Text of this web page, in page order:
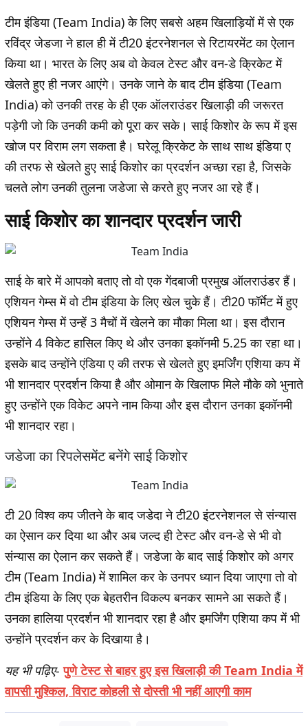
टीम इंडिया (Team India) के लिए सबसे अहम खिलाड़ियों में से एक
रविंद्र जेडजा ने हाल ही में टी20 इंटरनेशनल से रिटायरमेंट का ऐलान
किया था। भारत के लिए अब वो केवल टेस्ट और वन-डे क्रिकेट में
खेलते हुए ही नजर आएंगे। उनके जाने के बाद टीम इंडिया (Team
India) को उनकी तरह के ही एक ऑलराउंडर खिलाड़ी की जरूरत
पड़ेगी जो कि उनकी कमी को पूरा कर सके। साई किशोर के रूप में इस
खोज पर विराम लग सकता है। घरेलू क्रिकेट के साथ साथ इंडिया ए
की तरफ से खेलते हुए साई किशोर का प्रदर्शन अच्छा रहा है, जिसके
चलते लोग उनकी तुलना जडेजा से करते हुए नजर आ रहे हैं।
साई किशोर का शानदार प्रदर्शन जारी
साई के बारे में आपको बताए तो वो एक गेंदबाजी प्रमुख ऑलराउंडर हैं।
एशियन गेम्स में वो टीम इंडिया के लिए खेल चुके हैं। टी20 फॉर्मेट में हुए
एशियन गेम्स में उन्हें 3 मैचों में खेलने का मौका मिला था। इस दौरान
उन्होंने 4 विकेट हासिल किए थे और उनका इकॉनमी 5.25 का रहा था।
इसके बाद उन्होंने एंडिया ए की तरफ से खेलते हुए इमर्जिंग एशिया कप में
भी शानदार प्रदर्शन किया है और ओमान के खिलाफ मिले मौके को भुनाते
हुए उन्होंने एक विकेट अपने नाम किया और इस दौरान उनका इकॉनमी
भी शानदार रहा।
जडेजा का रिपलेसमेंट बनेंगे साई किशोर
टी 20 विश्व कप जीतने के बाद जडेदा ने टी20 इंटरनेशनल से संन्यास
का ऐसान कर दिया था और अब जल्द ही टेस्ट और वन-डे से भी वो
संन्यास का ऐलान कर सकते हैं। जडेजा के बाद साई किशोर को अगर
टीम (Team India) में शामिल कर के उनपर ध्यान दिया जाएगा तो वो
टीम इंडिया के लिए एक बेहतरीन विकल्प बनकर सामने आ सकते हैं।
उनका हालिया प्रदर्शन भी शानदार रहा है और इमर्जिंग एशिया कप में भी
उन्होंने प्रदर्शन कर के दिखाया है।
यह भी पढ़िए-पुणे टेस्ट से बाहर हुए इस खिलाड़ी की Team India में
वापसी मुश्किल, विराट कोहली से दोस्ती भी नहीं आएगी काम